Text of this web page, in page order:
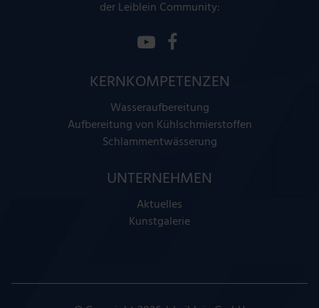
der Leiblein Community:
KERNKOMPETENZEN
Wasseraufbereitung
Aufbereitung von Kühlschmierstoffen
Schlammentwässerung
UNTERNEHMEN
Aktuelles
Kunstgalerie